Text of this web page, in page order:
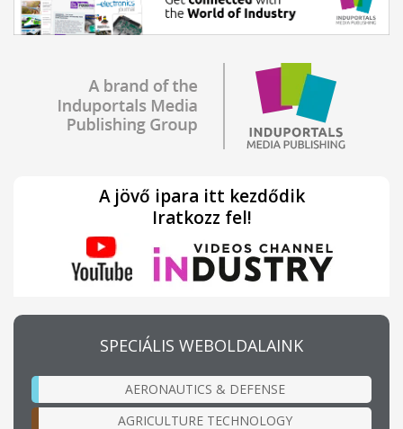
A jövő ipara itt kezdődik
Iratkozz fel!
SPECIÁLIS WEBOLDALAINK
AERONAUTICS & DEFENSE
AGRICULTURE TECHNOLOGY